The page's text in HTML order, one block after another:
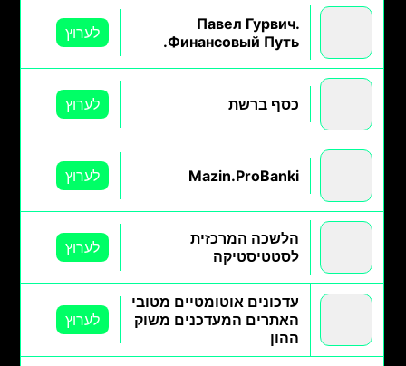
Павел Гурвич.
Финансовый Путь.
לערוץ
כסף ברשת לערוץ
Mazin.ProBanki לערוץ
הלשכה המרכזית
לסטטיסטיקה
לערוץ
עדכונים אוטומטיים מטובי
האתרים המעדכנים משוק
ההון
לערוץ